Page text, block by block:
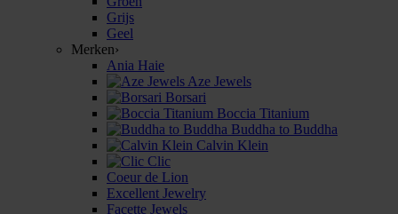
Grijs
Geel
Merken›
Ania Haie
Aze Jewels
Borsari
Boccia Titanium
Buddha to Buddha
Calvin Klein
Clic
Coeur de Lion
Excellent Jewelry
Facette Jewels